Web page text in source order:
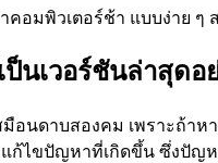
นเวอร์ชันล่าสุดอ
มือนดาบสองคม เพราะถ้า
ก้ไขปัญหาที่เกิดขึ้น ซึ่งปัญ